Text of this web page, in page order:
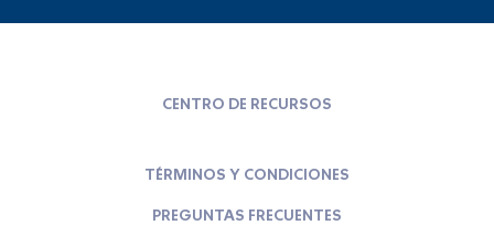
CENTRO DE RECURSOS
TÉRMINOS Y CONDICIONES
PREGUNTAS FRECUENTES